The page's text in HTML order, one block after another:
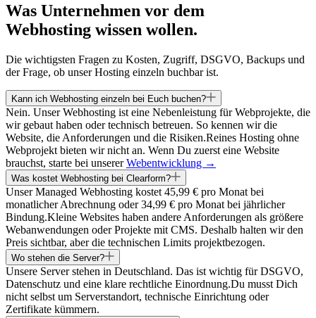
Was Unternehmen vor dem
Webhosting wissen wollen.
Die wichtigsten Fragen zu Kosten, Zugriff, DSGVO, Backups und
der Frage, ob unser Hosting einzeln buchbar ist.
Kann ich Webhosting einzeln bei Euch buchen?
Nein. Unser Webhosting ist eine Nebenleistung für Webprojekte, die
wir gebaut haben oder technisch betreuen. So kennen wir die
Website, die Anforderungen und die Risiken.Reines Hosting ohne
Webprojekt bieten wir nicht an. Wenn Du zuerst eine Website
brauchst, starte bei unserer Webentwicklung →
Was kostet Webhosting bei Clearform?
Unser Managed Webhosting kostet 45,99 € pro Monat bei
monatlicher Abrechnung oder 34,99 € pro Monat bei jährlicher
Bindung.Kleine Websites haben andere Anforderungen als größere
Webanwendungen oder Projekte mit CMS. Deshalb halten wir den
Preis sichtbar, aber die technischen Limits projektbezogen.
Wo stehen die Server?
Unsere Server stehen in Deutschland. Das ist wichtig für DSGVO,
Datenschutz und eine klare rechtliche Einordnung.Du musst Dich
nicht selbst um Serverstandort, technische Einrichtung oder
Zertifikate kümmern.